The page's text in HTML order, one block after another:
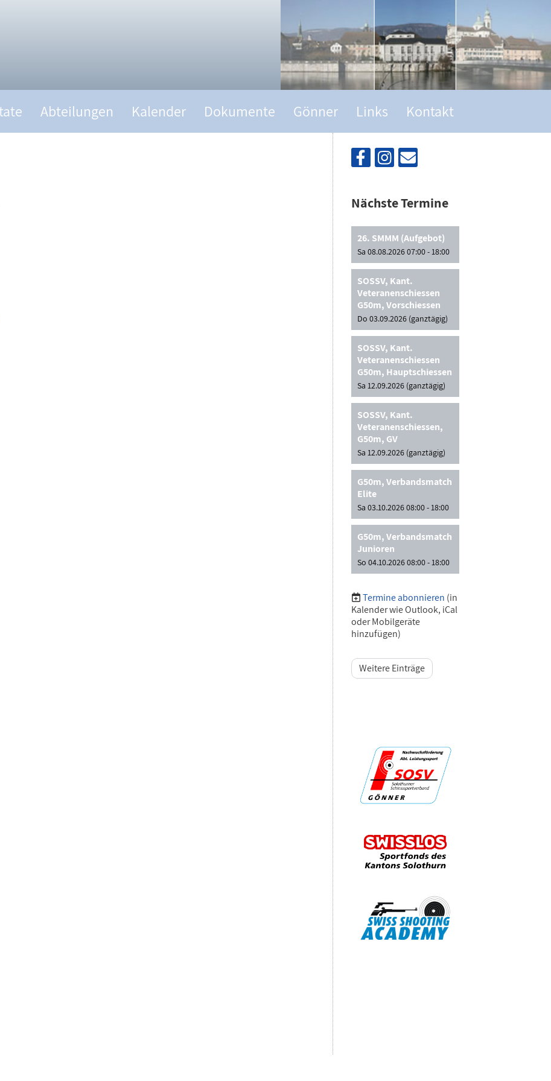
Abteilungen Kalender Dokumente Gönner Links Kontakt
Nächste Termine
26. SMMM (Aufgebot)
Sa 08.08.2026 07:00 - 18:00
SOSSV, Kant.
Veteranenschiessen
G50m, Vorschiessen
Do 03.09.2026 (ganztägig)
SOSSV, Kant.
Veteranenschiessen
G50m, Hauptschiessen
Sa 12.09.2026 (ganztägig)
SOSSV, Kant.
Veteranenschiessen,
G50m, GV
Sa 12.09.2026 (ganztägig)
G50m, Verbandsmatch
Elite
Sa 03.10.2026 08:00 - 18:00
G50m, Verbandsmatch
Junioren
So 04.10.2026 08:00 - 18:00
Termine abonnieren (in
Kalender wie Outlook, iCal
oder Mobilgeräte
hinzufügen)
Weitere Einträge